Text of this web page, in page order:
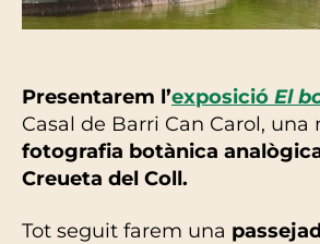
Presentarem l’exposició El
Casal de Barri Can Carol, una
fotografia botànica
Creueta del Coll.
Tot seguit farem una